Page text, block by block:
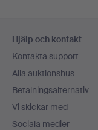
Hjälp och kontakt
Kontakta support
Alla auktionshus
Betalningsalternativ
Vi skickar med
Sociala medier